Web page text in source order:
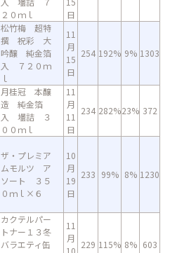
２０ｍｌ
日
松竹梅 超特
撰 祝彩 大
吟醸 純金箔
入 ７２０ｍ
ｌ
11
月
15
日
254 192% 9% 1303
月桂冠 本醸
造 純金箔
入 壜詰 ３
００ｍｌ
11
月
11
日
234 282%23% 372
ザ・プレミア
ムモルツ ア
ソート ３５
０ｍｌ×６
10
月
19
日
233 99% 8% 1230
カクテルパー
トナー１３冬
バラエティ缶
11
月
10
229 115% 8% 603